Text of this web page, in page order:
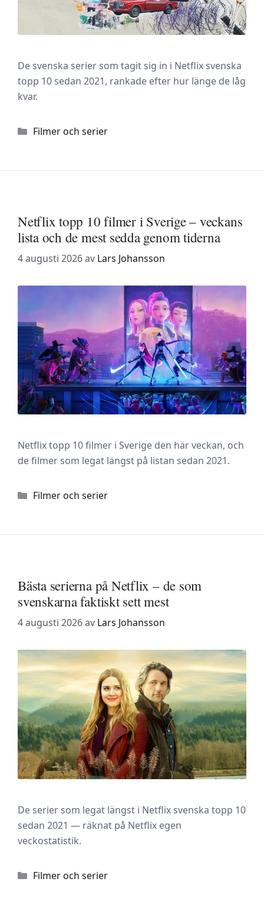
De svenska serier som tagit sig in i Netflix svenska
topp 10 sedan 2021, rankade efter hur länge de låg
kvar.
Kategorier
Filmer och serier
Netflix topp 10 filmer i Sverige – veckans
lista och de mest sedda genom tiderna
4 augusti 2026av Lars Johansson
Netflix topp 10 filmer i Sverige den här veckan, och
de filmer som legat längst på listan sedan 2021.
Kategorier
Filmer och serier
Bästa serierna på Netflix – de som
svenskarna faktiskt sett mest
4 augusti 2026av Lars Johansson
De serier som legat längst i Netflix svenska topp 10
sedan 2021 — räknat på Netflix egen
veckostatistik.
Kategorier
Filmer och serier